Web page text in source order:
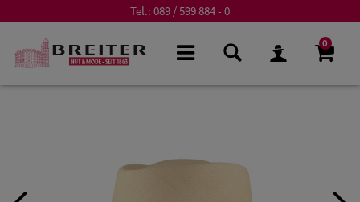
Tel.: 089 / 599 884 - 0
0